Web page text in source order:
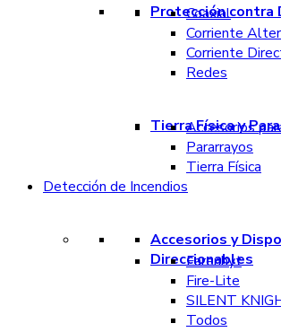
Protección contra
Coaxial
Corriente
Corriente
Redes
Tierra Física y
Accesorios
Pararrayos
Tierra Física
Detección de Incendios
Accesorios y
Direccionables
Farenhyt
Fire-Lite
SILENT
Todos